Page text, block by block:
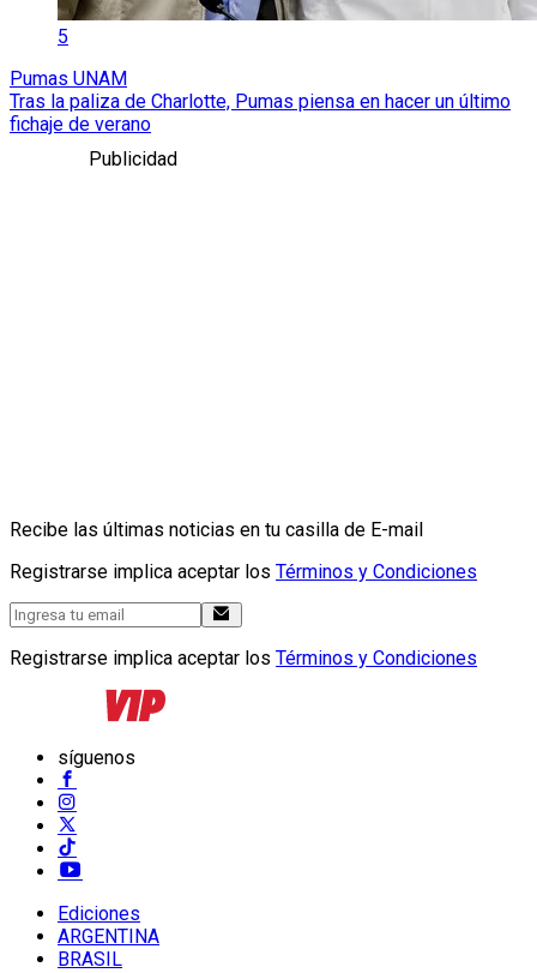
5
Pumas UNAM
Tras la paliza de Charlotte, Pumas piensa en hacer un último
fichaje de verano
Publicidad
Recibe las últimas noticias en tu casilla de E-mail
Registrarse implica aceptar los Términos y Condiciones
Registrarse implica aceptar los Términos y Condiciones
síguenos
Ediciones
ARGENTINA
BRASIL